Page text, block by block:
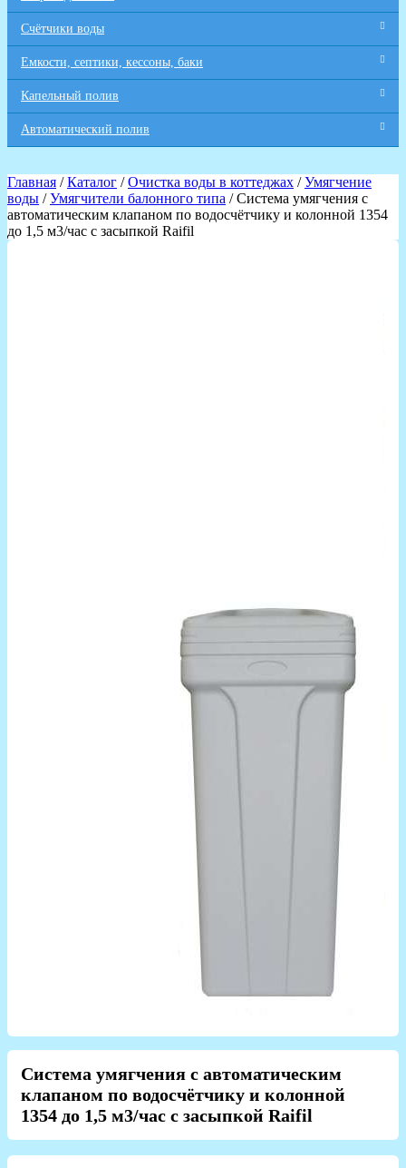
Счётчики воды
Емкости, септики, кессоны, баки
Капельный полив
Автоматический полив
Главная /Каталог /Очистка воды в коттеджах /Умягчение
воды /Умягчители балонного типа / Система умягчения с
автоматическим клапаном по водосчётчику и колонной 1354
до 1,5 м3/час с засыпкой Raifil
Система умягчения с автоматическим
клапаном по водосчётчику и колонной
1354 до 1,5 м3/час с засыпкой Raifil